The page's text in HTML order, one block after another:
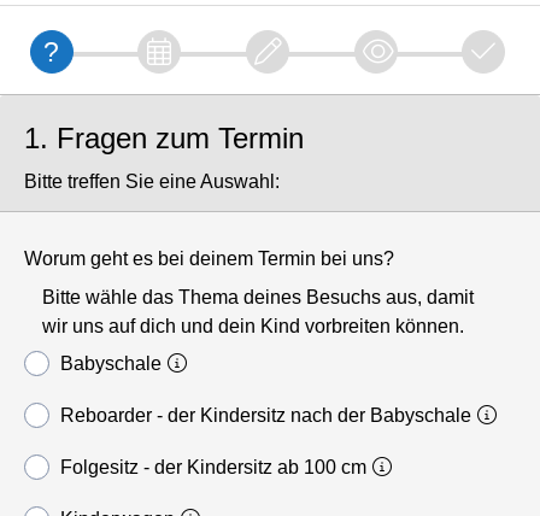
1. Fragen zum Termin
Bitte treffen Sie eine Auswahl:
Worum geht es bei deinem Termin bei uns?
Bitte wähle das Thema deines Besuchs aus, damit
wir uns auf dich und dein Kind vorbreiten können.
Babyschale
Reboarder - der Kindersitz nach der Babyschale
Folgesitz - der Kindersitz ab 100 cm